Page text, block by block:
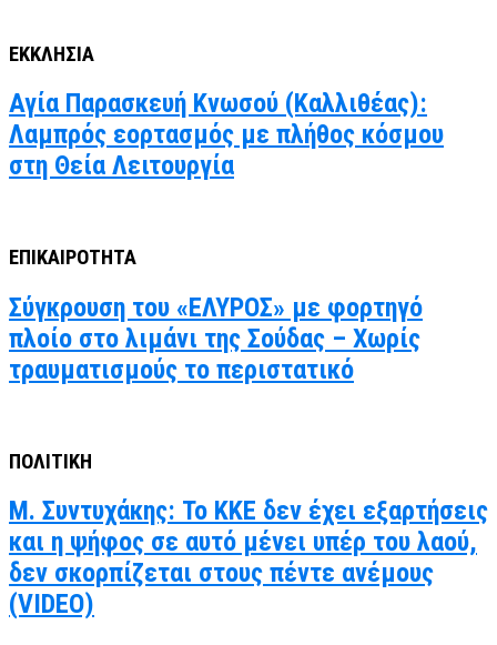
ΕΚΚΛΗΣΙΑ
Αγία Παρασκευή Κνωσού (Καλλιθέας):
Λαμπρός εορτασμός με πλήθος κόσμου
στη Θεία Λειτουργία
ΕΠΙΚΑΙΡΟΤΗΤΑ
Σύγκρουση του «ΕΛΥΡΟΣ» με φορτηγό
πλοίο στο λιμάνι της Σούδας – Χωρίς
τραυματισμούς το περιστατικό
ΠΟΛΙΤΙΚΗ
Μ. Συντυχάκης: Το ΚΚΕ δεν έχει εξαρτήσεις
και η ψήφος σε αυτό μένει υπέρ του λαού,
δεν σκορπίζεται στους πέντε ανέμους
(VIDEO)